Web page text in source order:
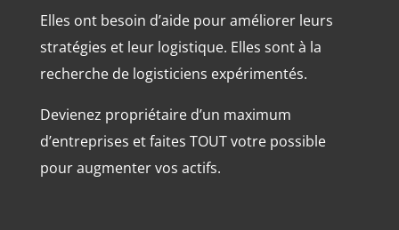
Elles ont besoin d’aide pour améliorer leurs
stratégies et leur logistique. Elles sont à la
recherche de logisticiens expérimentés.
Devienez propriétaire d’un maximum
d’entreprises et faites TOUT votre possible
pour augmenter vos actifs.